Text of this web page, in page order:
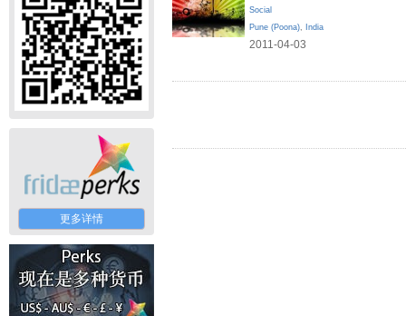
更多详情
Social
Pune (Poona), India
2011-04-03